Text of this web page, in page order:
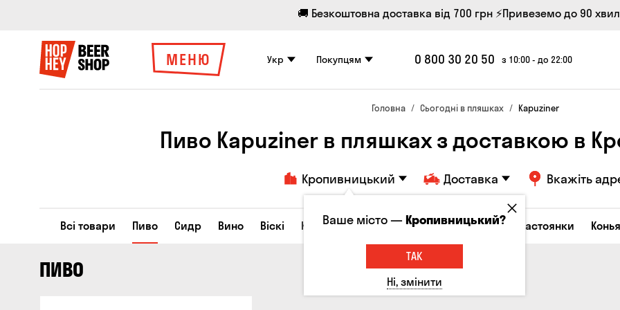
🚚 Безкоштовна доставка від 700 грн ⚡Привеземо до 90
МЕНЮ Укр Покупцям 0 800 30 20 50 з 10:00 - до 22:00
Головна Сьогодні в пляшках Kapuziner
Пиво Kapuziner в пляшках з доставкою в
Кропивницький Доставка Вкажіть
Всі товари Пиво Сидр Вино Віскі Коктейлі Горілка Соджу Лікери та настоянки
ПИВО
Ваше місто —Кропивницький?
ТАК
Ні, змінити